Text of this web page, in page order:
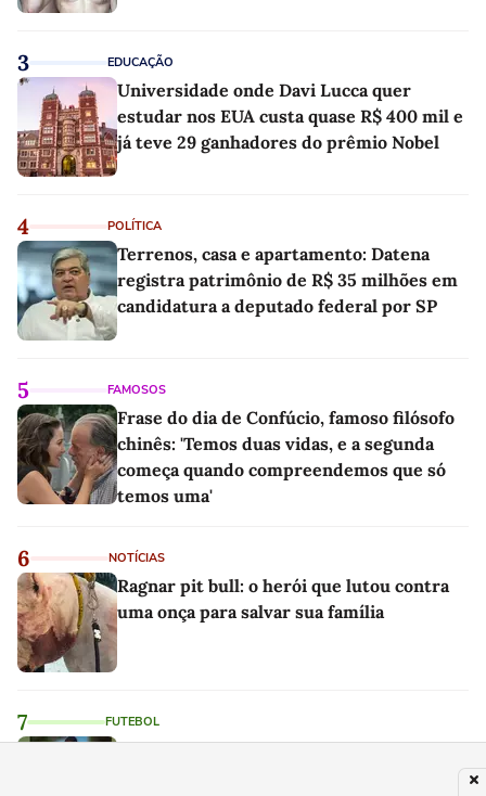
3 EDUCAÇÃO
Universidade onde Davi Lucca quer
estudar nos EUA custa quase R$ 400 mil e
já teve 29 ganhadores do prêmio Nobel
4 POLÍTICA
Terrenos, casa e apartamento: Datena
registra patrimônio de R$ 35 milhões em
candidatura a deputado federal por SP
5 FAMOSOS
Frase do dia de Confúcio, famoso filósofo
chinês: 'Temos duas vidas, e a segunda
começa quando compreendemos que só
temos uma'
6 NOTÍCIAS
Ragnar pit bull: o herói que lutou contra
uma onça para salvar sua família
7 FUTEBOL
Jogador do Ypiranga FC fez homenagem